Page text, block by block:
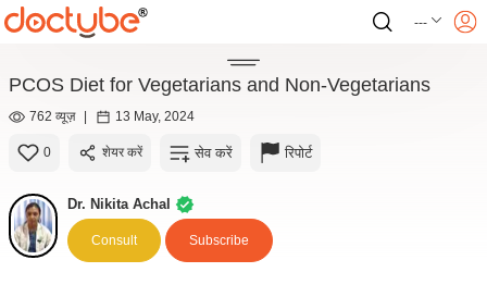
---
PCOS Diet for Vegetarians and Non-Vegetarians
762 व्यूज़ | 13 May, 2024
0 शेयर करें सेव करें रिपोर्ट
Dr. Nikita Achal
Consult Subscribe